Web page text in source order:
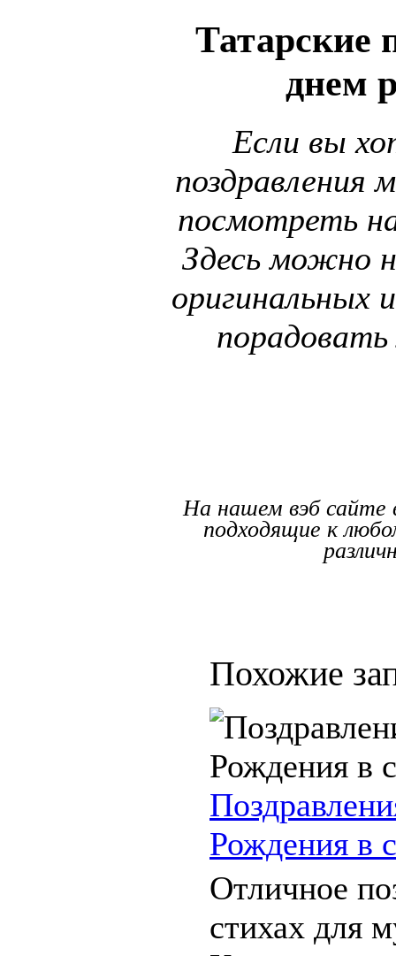
Татарские
днем
Если вы
поздравления
посмотреть
Здесь можно
оригинальных
На нашем вэб сайте
подходящие к
Похожие
Рождения в
Отличное
стихах для